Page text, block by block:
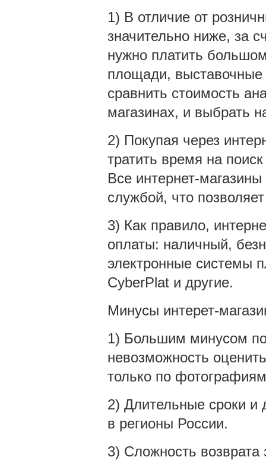
1) В отличие от
значительно ниже, за
нужно платить
площади, выставочные
сравнить стоимость
магазинах, и выбрать
2) Покупая через
тратить время на
Все интернет-
службой, что
3) Как правило,
оплаты: наличный,
электронные системы
CyberPlat и другие.
Минусы интерет-
1) Большим минусом
невозможность
только по
2) Длительные сроки и
в регионы России.
3) Сложность возврата